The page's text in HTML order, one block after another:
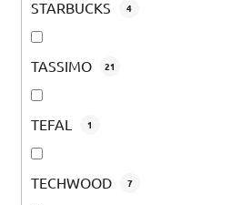
STARBUCKS 4
TASSIMO 21
TEFAL 1
TECHWOOD 7